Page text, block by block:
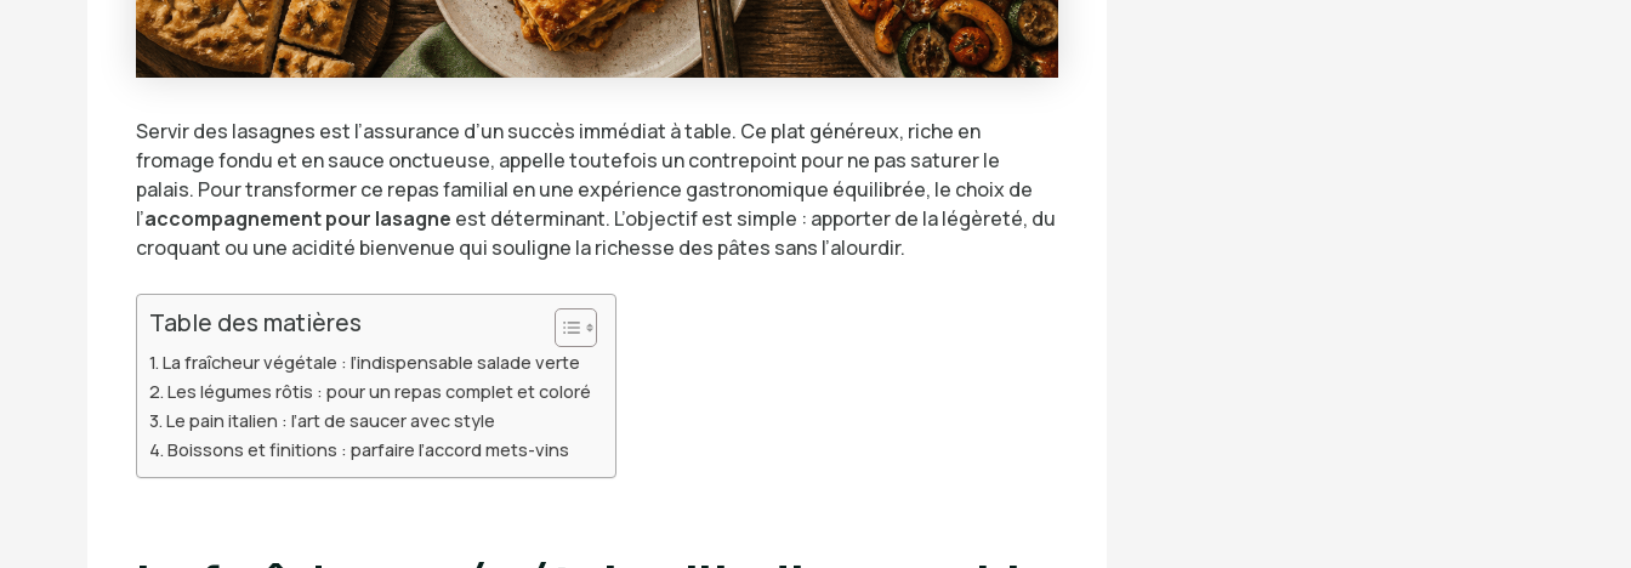
Servir des lasagnes est l’assurance d’un succès immédiat à table. Ce plat généreux, riche en
fromage fondu et en sauce onctueuse, appelle toutefois un contrepoint pour ne pas saturer le
palais. Pour transformer ce repas familial en une expérience gastronomique équilibrée, le choix de
l’accompagnement pour lasagne est déterminant. L’objectif est simple : apporter de la légèreté, du
croquant ou une acidité bienvenue qui souligne la richesse des pâtes sans l’alourdir.
Table des matières
La fraîcheur végétale : l’indispensable salade verte
Les légumes rôtis : pour un repas complet et coloré
Le pain italien : l’art de saucer avec style
Boissons et finitions : parfaire l’accord mets-vins